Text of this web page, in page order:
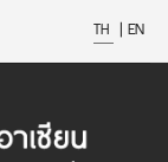
TH | EN